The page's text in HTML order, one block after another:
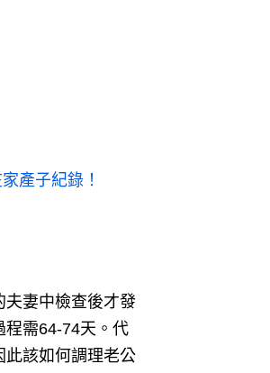
產子紀錄！
夫妻中檢查後才發
需64-74天。 代
此該如何調理老公